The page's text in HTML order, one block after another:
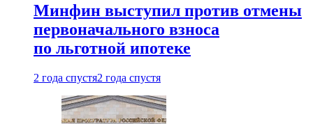
Минфин выступил против отмены
первоначального взноса
по льготной ипотеке
2 года спустя2 года спустя